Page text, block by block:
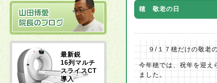
穂 敬老の日
９/１７穂だけの敬老
今年穂では、祝年を迎え
ました。
最新鋭
16列マルチ
スライスCT
導入